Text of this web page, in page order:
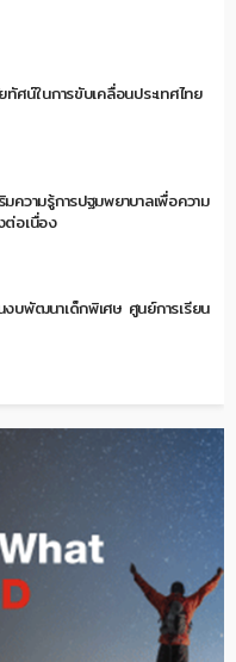
ศน์ในการขับเคลื่อนประเทศไทย
ความรู้การปฐมพยาบาลเพื่อความ
ต่อเนื่อง
บพัฒนาเด็กพิเศษ ศูนย์การเรียน